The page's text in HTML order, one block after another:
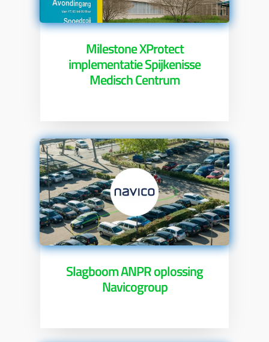
Milestone XProtect
implementatie Spijkenisse
Medisch Centrum
Slagboom ANPR oplossing
Navicogroup